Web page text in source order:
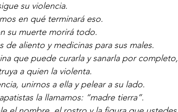
su violencia.
en qué terminará eso.
su muerte morirá todo.
aliento y medicinas para sus males.
que puede curarla y sanarla por completo,
a quien la violenta.
unirnos a ella y pelear a su lado.
la llamamos: “madre tierra”.